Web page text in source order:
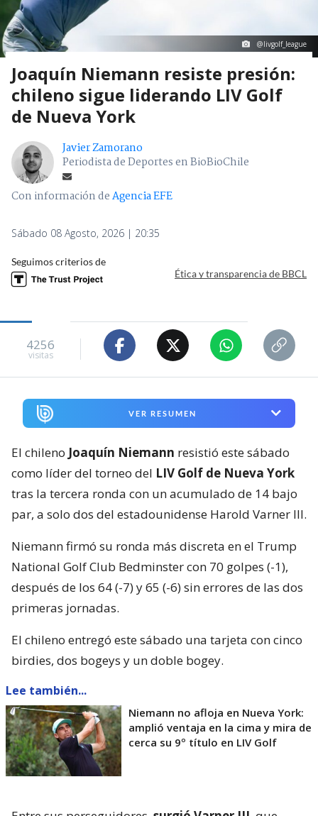
@livgolf_league
Joaquín Niemann resiste presión:
chileno sigue liderando LIV Golf
de Nueva York
Javier Zamorano
Periodista de Deportes en BioBioChile
Con información deAgencia EFE
Sábado 08 Agosto, 2026 | 20:35
Seguimos criterios de
Ética y transparencia de BBCL
4256
visitas
VER RESUMEN
El chileno Joaquín Niemann resistió este sábado
como líder del torneo del LIV Golf de Nueva York
tras la tercera ronda con un acumulado de 14 bajo
par, a solo dos del estadounidense Harold Varner III.
Niemann firmó su ronda más discreta en el Trump
National Golf Club Bedminster con 70 golpes (-1),
después de los 64 (-7) y 65 (-6) sin errores de las dos
primeras jornadas.
El chileno entregó este sábado una tarjeta con cinco
birdies, dos bogeys y un doble bogey.
Lee también...
Niemann no afloja en Nueva York:
amplió ventaja en la cima y mira de
cerca su 9º título en LIV Golf